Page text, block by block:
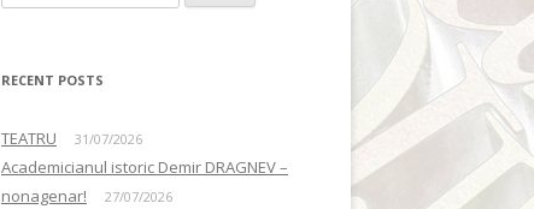
RECENT POSTS
TEATRU 31/07/2026
Academicianul istoric Demir DRAGNEV –
nonagenar!
27/07/2026